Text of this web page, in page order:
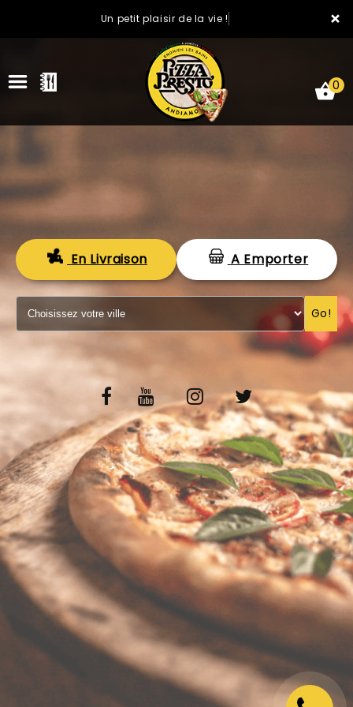
×
Un petit plaisir de la vie !
ACCUEIL
LA CARTE
VOTRE COMPTE
NOTRE RESTAURANT
VOS AVIS
MENTIONS LÉGALES
C.G.V
0
En Livraison A Emporter
Go!